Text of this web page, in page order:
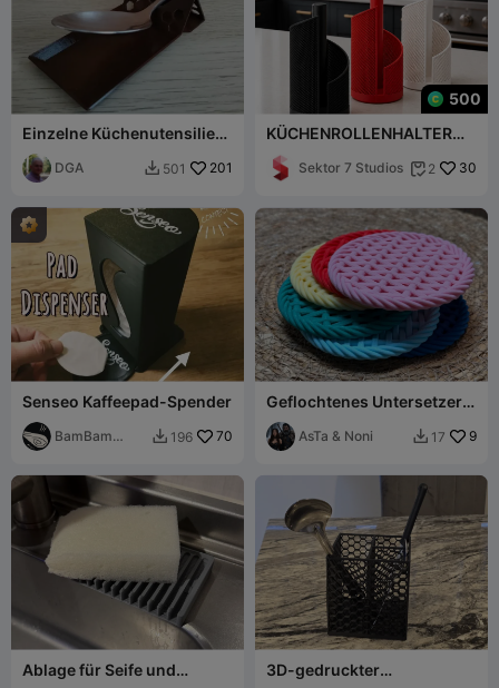
Einzelne Küchenutensilien-
Ablage
DGA  501 201
500
KÜCHENROLLENHALTER
Sektor 7 Studios  2 30
Senseo Kaffeepad-Spender
BamBam
 196 70
Geflochtenes Untersetzer-
Set mit Halter / Gewebtes
Untersetzer-Set mit
AsTa & Noni  17 9
Ablage für Seife und
3D-gedruckter